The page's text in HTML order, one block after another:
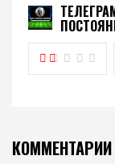
КОММЕНТАРИИ